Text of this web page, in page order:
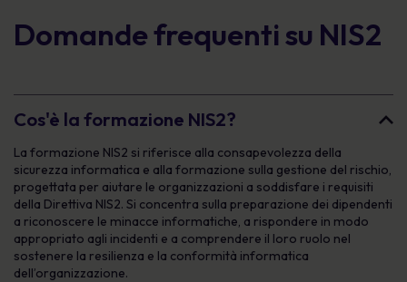
Domande frequenti su NIS2
Cos'è la formazione NIS2?
La formazione NIS2 si riferisce alla consapevolezza della
sicurezza informatica e alla formazione sulla gestione del rischio,
progettata per aiutare le organizzazioni a soddisfare i requisiti
della Direttiva NIS2. Si concentra sulla preparazione dei dipendenti
a riconoscere le minacce informatiche, a rispondere in modo
appropriato agli incidenti e a comprendere il loro ruolo nel
sostenere la resilienza e la conformità informatica
dell’organizzazione.